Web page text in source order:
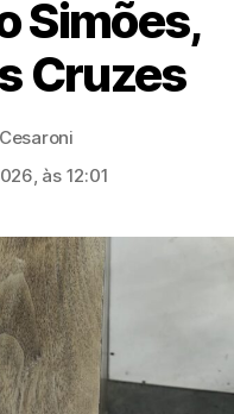
Simões,
Cruzes
às 12:01